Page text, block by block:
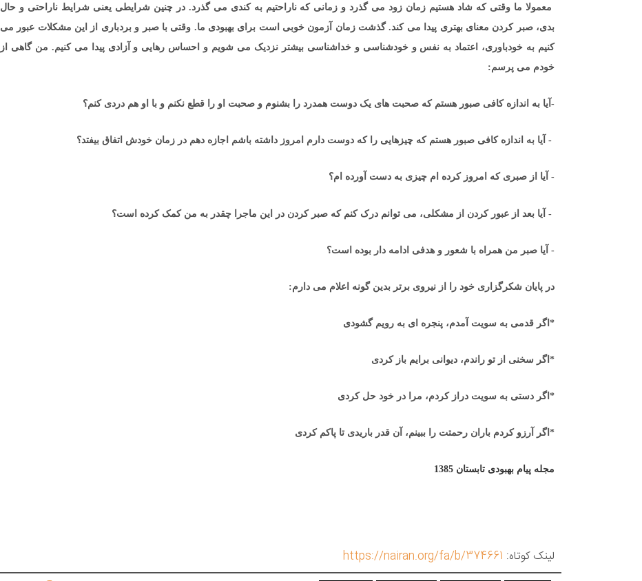
معمولا ما وقتی که شاد هستیم زمان زود می گذرد و زمانی که ناراحتیم به کندی می گذرد. در چنین شرایطی يعنی شرایط ناراحتی و حال
بدی، صبر کردن معنای بهتری پیدا می کند. گذشت زمان آزمون خوبی است برای بهبودی ما. وقتی با صبر و بردباری از این مشکلات عبور می
کنیم به خودباوری، اعتماد به نفس و خودشناسی و خداشناسی بیشتر نزدیک می شویم و احساس رهایی و آزادی پیدا می کنیم. من گاهی از
خودم می پرسم:
-آیا به اندازه کافی صبور هستم که صحبت های یک دوست همدرد را بشنوم و صحبت او را قطع نکنم و با او هم دردی کنم؟
- آیا به اندازه کافی صبور هستم که چیزهایی را که دوست دارم امروز داشته باشم اجازه دهم در زمان خودش اتفاق بیفتد؟
- آیا از صبری که امروز کرده ام چیزی به دست آورده ام؟
- آیا بعد از عبور کردن از مشکلی، می توانم درک کنم که صبر کردن در این ماجرا چقدر به من کمک کرده است؟
- آيا صبر من همراه با شعور و هدفی ادامه دار بوده است؟
در پایان شکرگزاری خود را از نیروی برتر بدین گونه اعلام می دارم:
*اگر قدمی به سویت آمدم، پنجره ای به رویم گشودی
*اگر سخنی از تو راندم، دیوانی برایم باز کردی
*اگر دستی به سویت دراز کردم، مرا در خود حل کردی
*اگر آرزو کردم باران رحمتت را ببینم، آن قدر باریدی تا پاکم کردی
مجله پیام بهبودی تابستان 1385
لینک کوتاه: https://nairan.org/fa/b/374661